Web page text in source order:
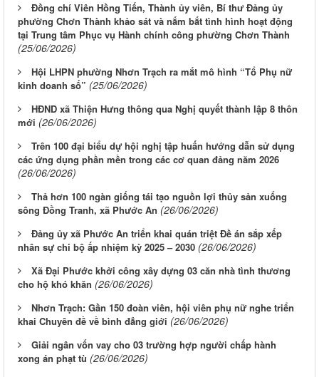
Đồng chí Viên Hồng Tiến, Thành ủy viên, Bí thư Đảng ủy
phường Chơn Thành khảo sát và nắm bắt tình hình hoạt động
tại Trung tâm Phục vụ Hành chính công phường Chơn Thành
(25/06/2026)
Hội LHPN phường Nhơn Trạch ra mắt mô hình “Tổ Phụ nữ
kinh doanh số” (25/06/2026)
HĐND xã Thiện Hưng thông qua Nghị quyết thành lập 8 thôn
mới (26/06/2026)
Trên 100 đại biểu dự hội nghị tập huấn hướng dẫn sử dụng
các ứng dụng phần mền trong các cơ quan đảng năm 2026
(26/06/2026)
Thả hơn 100 ngàn giống tái tạo nguồn lợi thủy sản xuống
sông Đồng Tranh, xã Phước An (26/06/2026)
Đảng ủy xã Phước An triển khai quán triệt Đề án sắp xếp
nhân sự chi bộ ấp nhiệm kỳ 2025 – 2030 (26/06/2026)
Xã Đại Phước khởi công xây dựng 03 căn nhà tình thương
cho hộ khó khăn (26/06/2026)
Nhơn Trạch: Gần 150 đoàn viên, hội viên phụ nữ nghe triển
khai Chuyên đề về bình đẳng giới (26/06/2026)
Giải ngân vốn vay cho 03 trường hợp người chấp hành
xong án phạt tù (26/06/2026)